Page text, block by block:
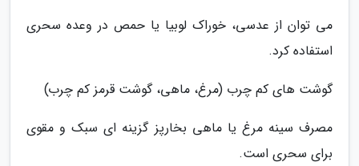
می توان از عدسی، خوراک لوبیا یا حمص در وعده سحری
استفاده کرد.
گوشت های کم چرب (مرغ، ماهی، گوشت قرمز کم چرب)
مصرف سینه مرغ یا ماهی بخارپز گزینه ای سبک و مقوی
برای سحری است.